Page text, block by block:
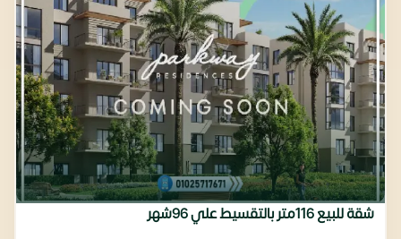
شقة للبيع 116متر بالتقسيط علي 96شهر